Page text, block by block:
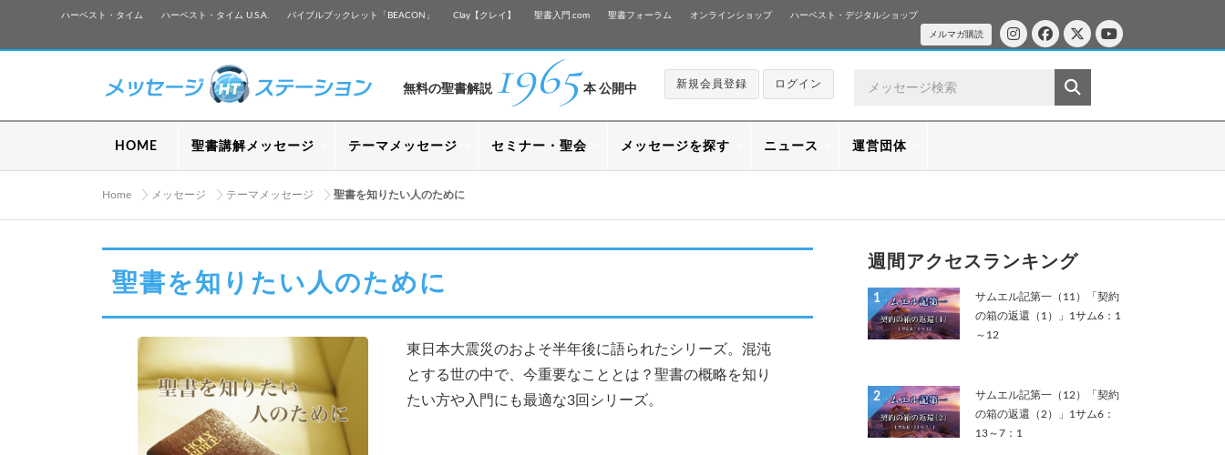
ハーベスト・タイム ハーベスト・タイム U.S.A. バイブルブックレット「BEACON」 Clay【クレイ】 聖書入門.com 聖書フォーラム オンラインショップ ハーベスト・デジタルショップ
メルマガ購読
無料の聖書解説 1965 本 公開中 新規会員登録 ログイン
HOME 聖書講解メッセージ テーマメッセージ セミナー・聖会 メッセージを探す ニュース 運営団体
Home メッセージ テーマメッセージ 聖書を知りたい人のために
聖書を知りたい人のために
東日本大震災のおよそ半年後に語られたシリーズ。混沌
とする世の中で、今重要なこととは？聖書の概略を知り
たい方や入門にも最適な3回シリーズ。
週間アクセスランキング
1
サムエル記第一（11）「契約
の箱の返還（1）」1サム6：1
～12
2
サムエル記第一（12）「契約
の箱の返還（2）」1サム6：
13～7：1